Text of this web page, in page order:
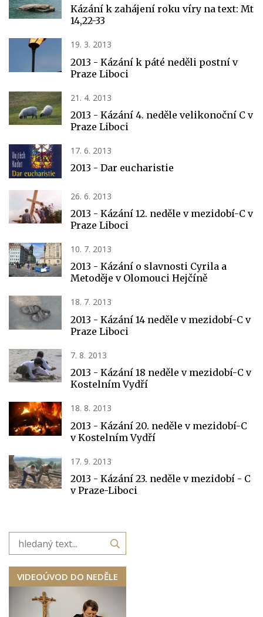
Kázání k zahájení roku víry na text: Mt
14,22-33
19. 3. 2013
2013 - Kázání k páté neděli postní v
Praze Liboci
21. 4. 2013
2013 - Kázání 4. neděle velikonoční C v
Praze Liboci
17. 6. 2013
2013 - Dar eucharistie
26. 6. 2013
2013 - Kázání 12. neděle v mezidobí-C v
Praze Liboci
10. 7. 2013
2013 - Kázání o slavnosti Cyrila a
Metoděje v Olomouci Hejčíně
18. 7. 2013
2013 - Kázání 14 neděle v mezidobí-C v
Praze Liboci
7. 8. 2013
2013 - Kázání 18 neděle v mezidobí-C v
Kostelním Vydří
18. 8. 2013
2013 - Kázání 20. neděle v mezidobí-C
v Kostelním Vydří
17. 9. 2013
2013 - Kázání 23. neděle v mezidobí - C
v Praze-Liboci
VIDEOÚVOD DO NEDĚLE